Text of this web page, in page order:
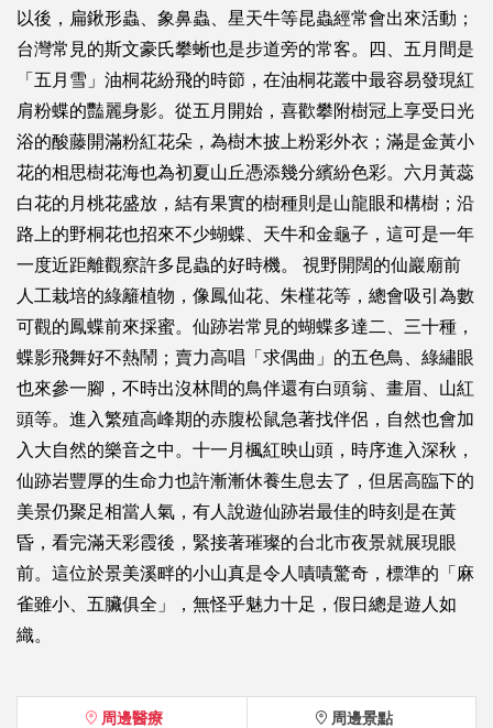
以後，扁鍬形蟲、象鼻蟲、星天牛等昆蟲經常會出來活動；
台灣常見的斯文豪氏攀蜥也是步道旁的常客。四、五月間是
「五月雪」油桐花紛飛的時節，在油桐花叢中最容易發現紅
肩粉蝶的豔麗身影。從五月開始，喜歡攀附樹冠上享受日光
浴的酸藤開滿粉紅花朵，為樹木披上粉彩外衣；滿是金黃小
花的相思樹花海也為初夏山丘憑添幾分繽紛色彩。六月黃蕊
白花的月桃花盛放，結有果實的樹種則是山龍眼和構樹；沿
路上的野桐花也招來不少蝴蝶、天牛和金龜子，這可是一年
一度近距離觀察許多昆蟲的好時機。 視野開闊的仙巖廟前
人工栽培的綠籬植物，像鳳仙花、朱槿花等，總會吸引為數
可觀的鳳蝶前來採蜜。仙跡岩常見的蝴蝶多達二、三十種，
蝶影飛舞好不熱鬧；賣力高唱「求偶曲」的五色鳥、綠繡眼
也來參一腳，不時出沒林間的鳥伴還有白頭翁、畫眉、山紅
頭等。進入繁殖高峰期的赤腹松鼠急著找伴侶，自然也會加
入大自然的樂音之中。十一月楓紅映山頭，時序進入深秋，
仙跡岩豐厚的生命力也許漸漸休養生息去了，但居高臨下的
美景仍聚足相當人氣，有人說遊仙跡岩最佳的時刻是在黃
昏，看完滿天彩霞後，緊接著璀璨的台北市夜景就展現眼
前。這位於景美溪畔的小山真是令人嘖嘖驚奇，標準的「麻
雀雖小、五臟俱全」，無怪乎魅力十足，假日總是遊人如
織。
周邊醫療 周邊景點